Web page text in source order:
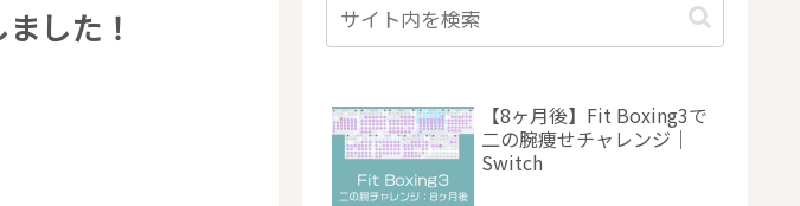
した！
【8ヶ月後】Fit Boxing3で
二の腕痩せチャレンジ｜
Switch